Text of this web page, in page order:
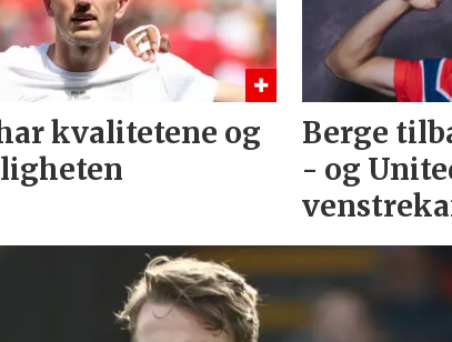
kvalitetene og
Berge
- og